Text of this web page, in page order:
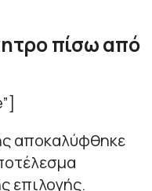
πίσω από
αποκαλύφθηκε
επιλογής.